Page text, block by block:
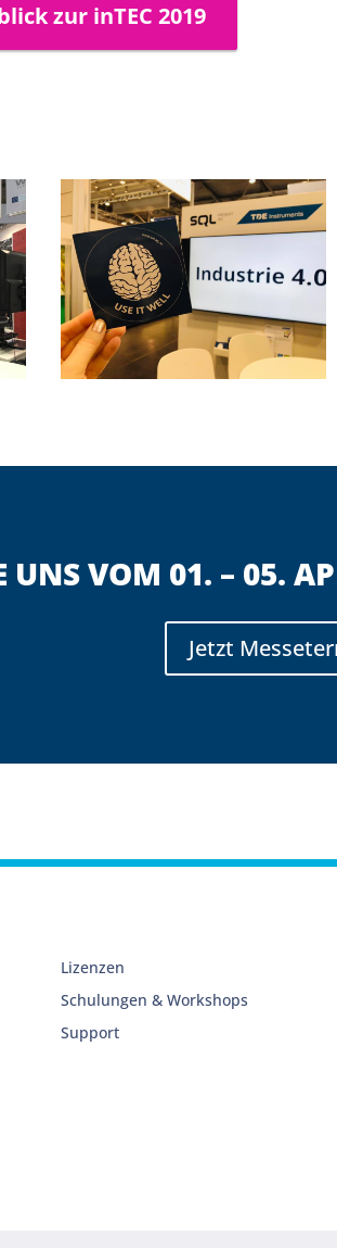
zur inTEC 2019
UNS VOM 01. – 05.
Jetzt
Lizenzen
Schulungen & Workshops
Support